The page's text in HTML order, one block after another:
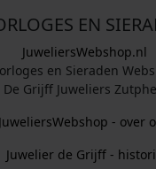
EN
JuweliersWebshop.nl
en Sieraden
De Grijff Juweliers
JuweliersWebshop - over
Juwelier de Grijff -